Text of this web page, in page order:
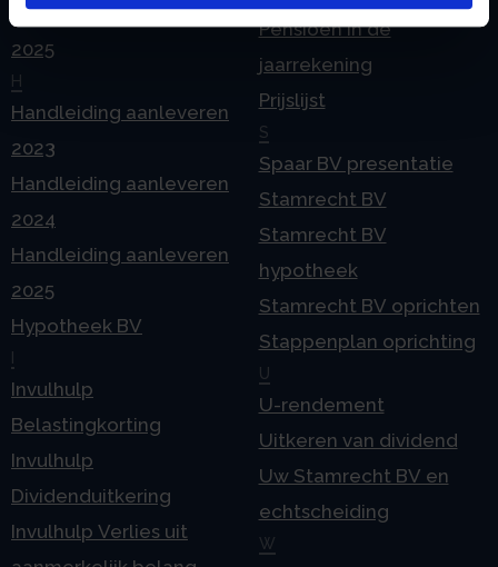
Geleidebiljet jaarstukken
2025
H
Handleiding aanleveren
2023
Handleiding aanleveren
2024
Handleiding aanleveren
2025
Hypotheek BV
Invulhulp
Belastingkorting
Invulhulp
Dividenduitkering
Invulhulp Verlies uit
Pensioen in de
jaarrekening
Prijslijst
S
Spaar BV presentatie
Stamrecht BV
Stamrecht BV
hypotheek
Stamrecht BV oprichten
Stappenplan oprichting
U
U-rendement
Uitkeren van dividend
Uw Stamrecht BV en
echtscheiding
W